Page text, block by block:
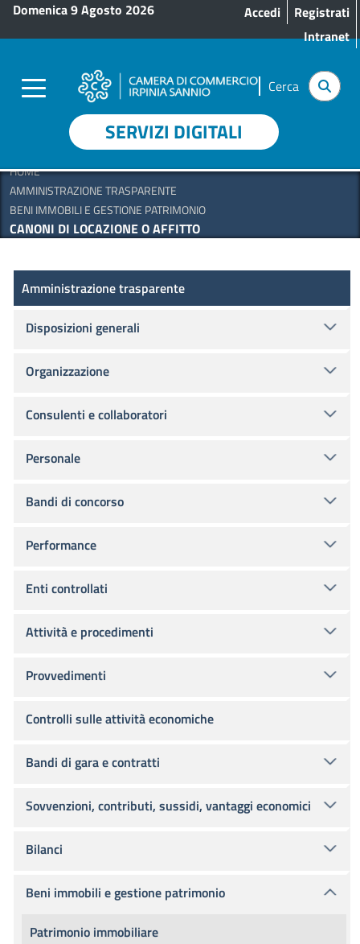
Salta al contenuto principale
Domenica 9 Agosto 2026 Menu profilo utente
Accedi
Registrati
Intranet
Cerca
SERVIZI DIGITALI
HOME
AMMINISTRAZIONE TRASPARENTE
BENI IMMOBILI E GESTIONE PATRIMONIO
CANONI DI LOCAZIONE O AFFITTO
Amministrazione Trasparente
Amministrazione trasparente
Disposizioni generali
Organizzazione
Consulenti e collaboratori
Personale
Bandi di concorso
Performance
Enti controllati
Attività e procedimenti
Provvedimenti
Controlli sulle attività economiche
Bandi di gara e contratti
Sovvenzioni, contributi, sussidi, vantaggi economici
Bilanci
Beni immobili e gestione patrimonio
Patrimonio immobiliare